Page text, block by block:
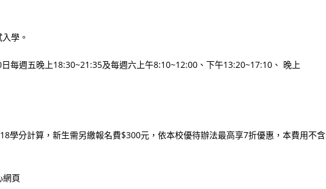
學。
每週五晚上18:30~21:35及每週六上午8:10~12:00、下午13:20~17:10、 晚上
學分計算，新生需另繳報名費$300元，依本校優待辦法最高享7折優惠，本費用不含
網頁